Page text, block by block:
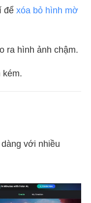
để xóa bỏ hình mờ
ra hình ảnh chậm.
kém.
với nhiều